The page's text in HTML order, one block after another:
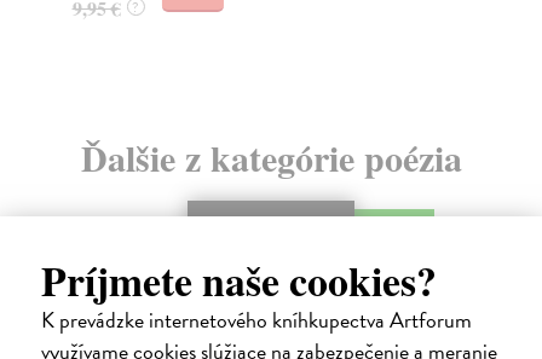
Príjmete naše cookies?
K prevádzke internetového kníhkupectva Artforum
využívame cookies slúžiace na zabezpečenie a meranie
Ďalšie z kategórie poézia
na sklade